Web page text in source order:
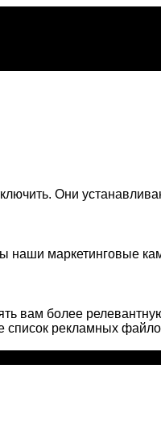
Они
наши маркетинговые
вам более
список рекламных